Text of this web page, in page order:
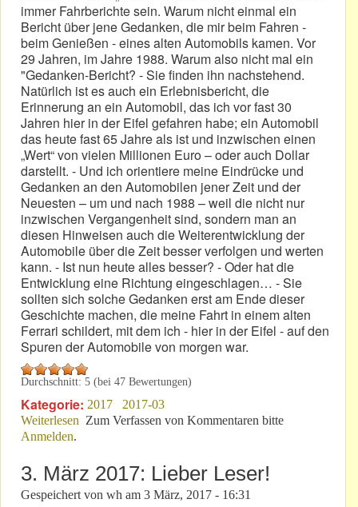
immer Fahrberichte sein. Warum nicht einmal ein
Bericht über jene Gedanken, die mir beim Fahren -
beim Genießen - eines alten Automobils kamen. Vor
29 Jahren, im Jahre 1988. Warum also nicht mal ein
"Gedanken-Bericht? - Sie finden ihn nachstehend.
Natürlich ist es auch ein Erlebnisbericht, die
Erinnerung an ein Automobil, das ich vor fast 30
Jahren hier in der Eifel gefahren habe; ein Automobil
das heute fast 65 Jahre als ist und inzwischen einen
„Wert“ von vielen Millionen Euro – oder auch Dollar
darstellt. - Und ich orientiere meine Eindrücke und
Gedanken an den Automobilen jener Zeit und der
Neuesten – um und nach 1988 – weil die nicht nur
inzwischen Vergangenheit sind, sondern man an
diesen Hinweisen auch die Weiterentwicklung der
Automobile über die Zeit besser verfolgen und werten
kann. - Ist nun heute alles besser? - Oder hat die
Entwicklung eine Richtung eingeschlagen… - Sie
sollten sich solche Gedanken erst am Ende dieser
Geschichte machen, die meine Fahrt in einem alten
Ferrari schildert, mit dem ich - hier in der Eifel - auf den
Spuren der Automobile von morgen war.
Durchschnitt: 5 (bei 47 Bewertungen)
Kategorie: 2017
2017-03
Weiterlesen über MM 166: Ein „Gedankenbericht“ aus 1988!
Zum Verfassen von Kommentaren bitte
Anmelden.
3. März 2017: Lieber Leser!
Gespeichert von wh am 3 März, 2017 - 16:31